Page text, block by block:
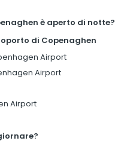
è aperto di notte?
di Copenaghen
Airport
Airport
Airport